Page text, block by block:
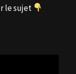
le sujet